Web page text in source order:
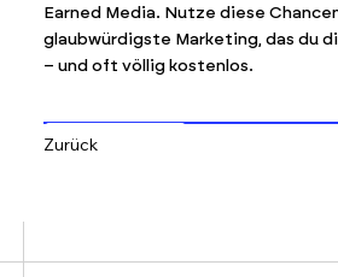
Earned Media. Nutze diese
glaubwürdigste Marketing, das du
– und oft völlig kostenlos.
Zurück